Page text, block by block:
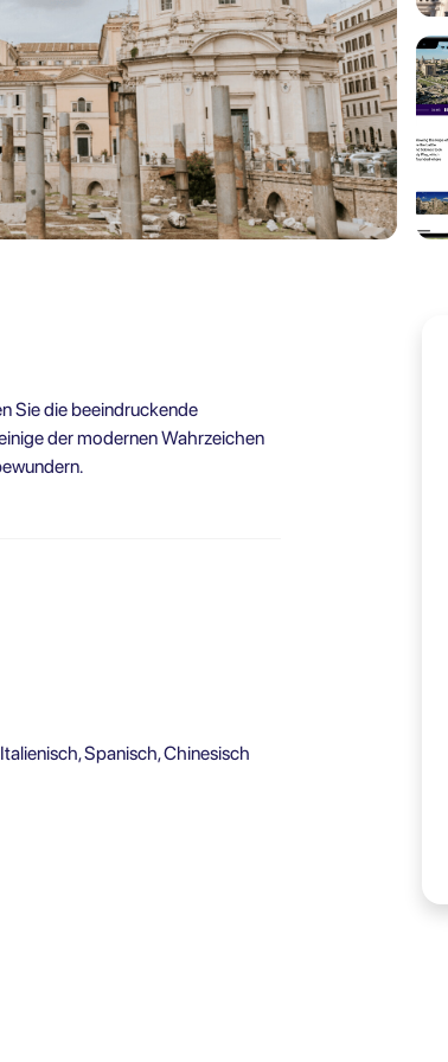
Sie die beeindruckende
der modernen Wahrzeichen
Spanisch, Chinesisch